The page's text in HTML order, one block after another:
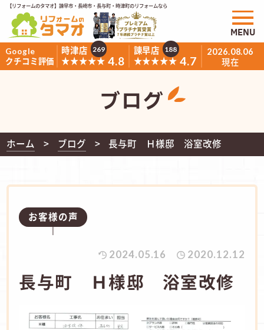
【リフォームのタマオ】諫早市・長崎市・長与町・時津町のリフォームなら
Google
クチコミ評価
時津店
★★★★★ 4.8
269
諫早店
★★★★★ 4.7
188 2026.08.06
現在
MENU
ブログ
ホーム ブログ 長与町 Ｈ様邸 浴室改修
お客様の声
2024.05.16 2020.12.12
長与町 Ｈ様邸 浴室改修